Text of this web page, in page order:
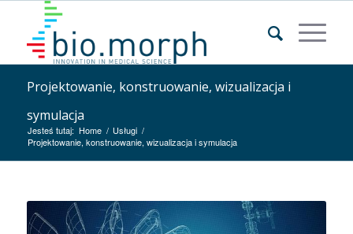
Projektowanie, konstruowanie, wizualizacja i
symulacja
Jesteś tutaj: Home / Usługi /
Projektowanie, konstruowanie, wizualizacja i symulacja